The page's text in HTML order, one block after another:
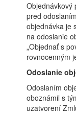
Objednávkový
pred
objednávka je
na odoslanie
„Objednať s
rovnocenným
Odoslanie
Odoslaním
oboznámil s
uzatvorení